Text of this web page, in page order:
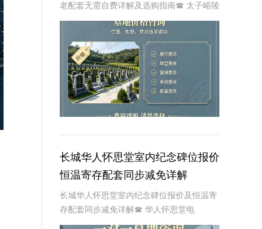
老配套无需自费详解及选购指南☎ 太子峪陵
园电话:400-838-5063在生命的旅程中，每
个人都会面临生老病死的自然规律。当我们
的亲人离开这个世界，选择一个合
长城华人怀思堂室内纪念碑位报价
恒温寄存配套同步减免详解
长城华人怀思堂室内纪念碑位报价及恒温寄
存配套同步减免详解☎ 华人怀思堂电
话:400-838-5063一、引言随着社会的发展